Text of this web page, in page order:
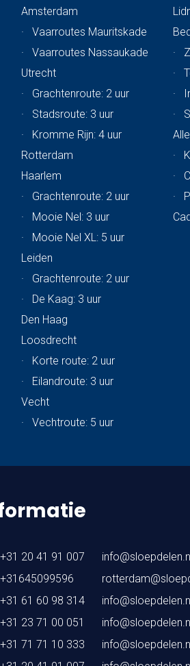
Amsterdam
·
Vaarroutes Mauritskade
·
Vaarroutes Nassaukade
Utrecht
·
Grachtenroute: 2 uur
·
Stadsroute: 3 uur
·
Kromme Rijn: 4 uur
Rotterdam
Haarlem
·
Grachtenroute: 2 uur
·
Mooie Nel: 3 uur
·
Mooie Nel XL: 5 uur
Leiden
·
Grachtenroute: 2 uur
·
De Kaag: 3 uur
Den Haag
Loosdrecht
·
Korte route: 2 uur
·
Eilandroute: 3 uur
Vecht
·
Vechtroute: 5 uur
·
·
·
·
·
·
·
+31 20 41 91 007
+31645099596
+31 61 60 98 314
+31 23 71 00 051
+31 71 71 10 333